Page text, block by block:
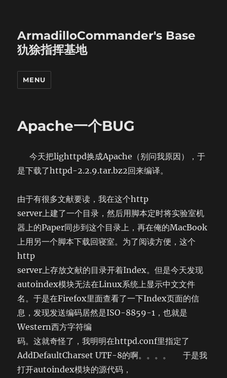
ArmadilloCommander's Base
犰狳指挥基地
MENU
Apache一个BUG
今天把lighttpd换成Apache（别问我原因），于
是下载了httpd-2.2.9.tar.bz2回来编译。
由于有很多文献要读，我在这个http
server上建了一个目录，然后用脚本定时将实验室机
器上的Paper同步到这个目录上，再在俺的MacBook
上用另一个脚本下载回寝室。为了阅读方便，这个
http
server上存放文献的目录开着Index。但是今天发现
autoindex模块无法在Linux系统上显示中文文件
名。于是在Firefox里面查看了一下Index页面的信
息，发现发送编码居然是ISO-8859-1，也就是
Western西方字符编
码。这就奇怪了，我明明在httpd.conf里指定了
AddDefaultCharset UTF-8的啊。。。。 于是我
打开autoindex模块的源代码，